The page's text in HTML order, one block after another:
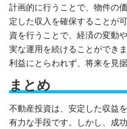
計画的に行うことで、物件の
定した収入を確保することが
資を行うことで、経済の変動
実な運用を続けることができ
利益にとらわれず、将来を見
まとめ
不動産投資は、安定した収益
有力な手段です。しかし、成